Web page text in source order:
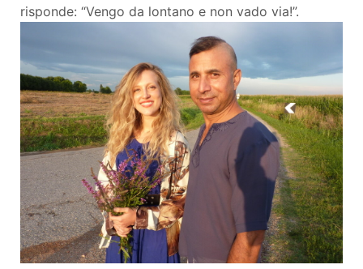
risponde: “Vengo da lontano e non vado via!”.